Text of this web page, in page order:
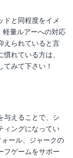
ドと同程度をイメ
軽量ルアーへの対応
えられていると言
れている方は、
みて下さい！
与えることで、シ
ィングになってい
ール、ジャークの
フゲームをサポー